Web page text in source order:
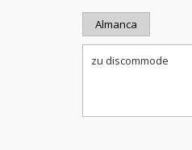
Almanca